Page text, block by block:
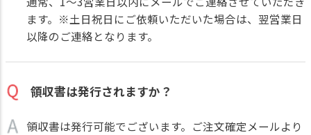
ます。※土日祝日にご依頼いただいた場合は、翌営業日
以降のご連絡となります。
領収書は発行されますか？
領収書は発行可能でございます。ご注文確定メールより